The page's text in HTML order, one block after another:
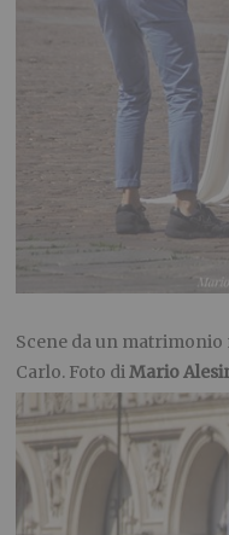
Scene da un matrimonio
Carlo. Foto diMario